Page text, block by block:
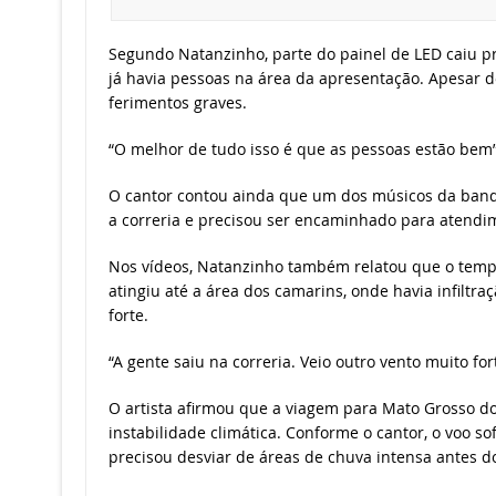
Segundo Natanzinho, parte do painel de LED caiu
já havia pessoas na área da apresentação. Apesar
ferimentos graves.
“O melhor de tudo isso é que as pessoas estão
O cantor contou ainda que um dos músicos da
a correria e precisou ser encaminhado para
Nos vídeos, Natanzinho também relatou que o
atingiu até a área dos camarins, onde havia
forte.
“A gente saiu na correria. Veio outro vento muito
O artista afirmou que a viagem para Mato Grosso
instabilidade climática. Conforme o cantor, o voo
precisou desviar de áreas de chuva intensa antes